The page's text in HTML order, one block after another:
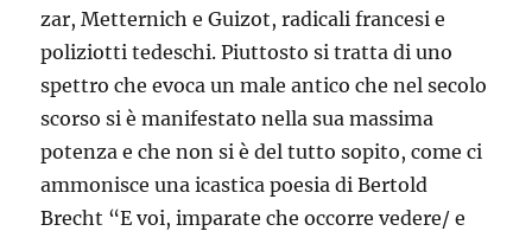
zar, Metternich e Guizot, radicali francesi e
poliziotti tedeschi. Piuttosto si tratta di uno
spettro che evoca un male antico che nel secolo
scorso si è manifestato nella sua massima
potenza e che non si è del tutto sopito, come ci
ammonisce una icastica poesia di Bertold
Brecht “E voi, imparate che occorre vedere/ e